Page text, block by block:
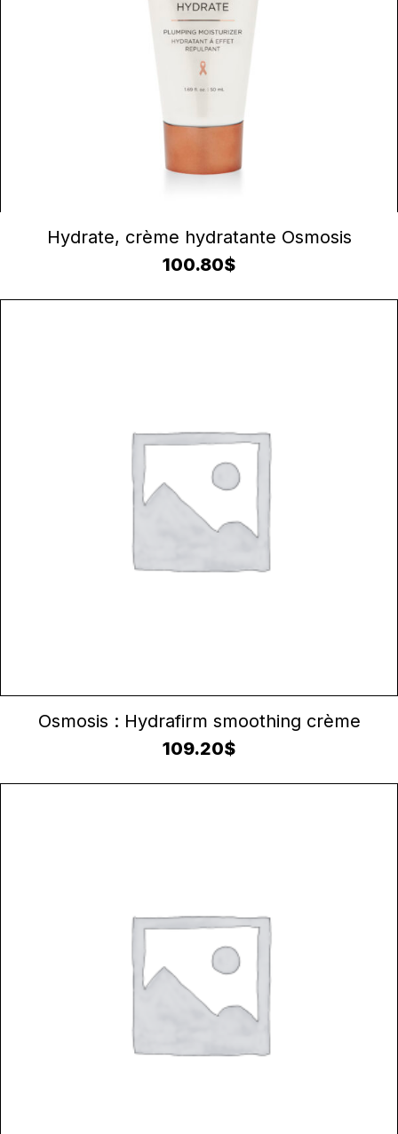
AJOUTER AU PANIER
Hydrate, crème hydratante Osmosis
100.80$
AJOUTER AU PANIER
Osmosis : Hydrafirm smoothing crème
109.20$